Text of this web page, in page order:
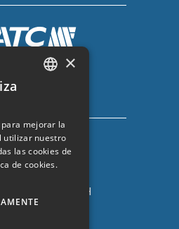
66 98 06
coche con ZURICH
67 10 40
ENGLISH
FRENCH
×
mejorar la
utilizar nuestro
las cookies de
de cookies.